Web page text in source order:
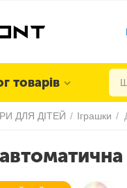
товарів
ДЛЯ ДІТЕЙ / Іграшки /